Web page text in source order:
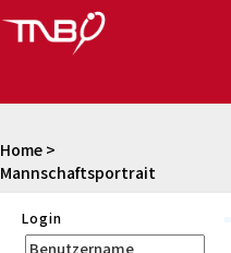
Mannschaftsportrait
Home >
Login